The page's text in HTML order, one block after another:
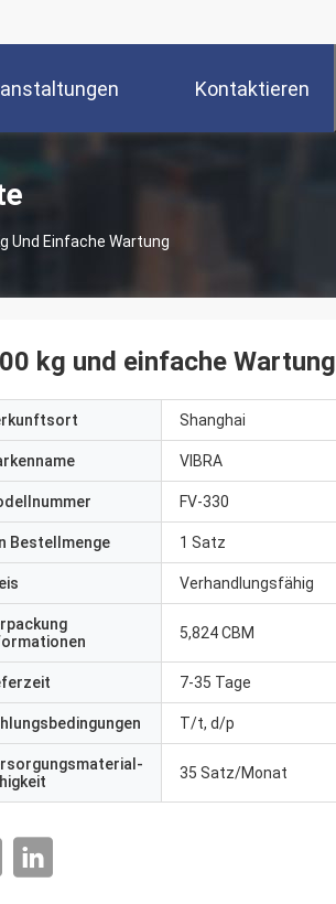
Kontaktieren
Und Einfache Wartung
kg und einfache Wartung
Shanghai
VIBRA
FV-330
Bestellmenge 1 Satz
Verhandlungsfähig
5,824 CBM
7-35 Tage
T/t, d/p
35 Satz/Monat